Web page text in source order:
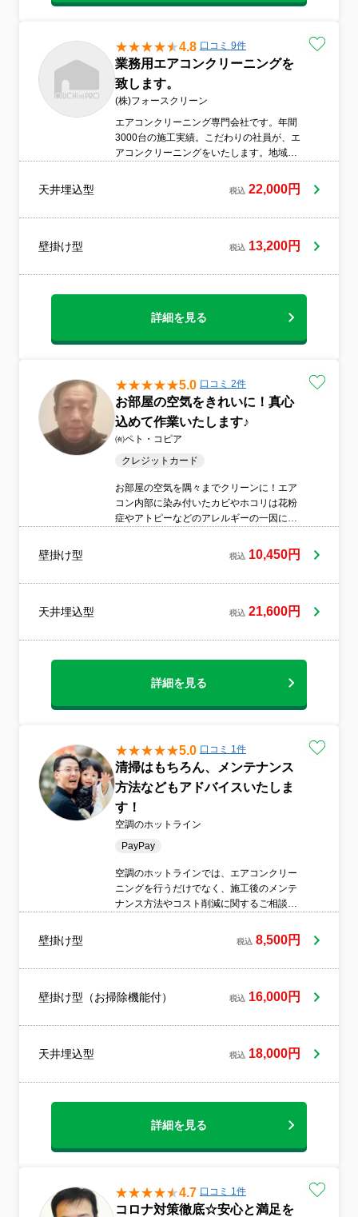
けています。基本のエアコン清掃に加え、
グ、室外機の洗浄、ドレンホース清掃など
のオプションも選択可能です。特にカビが
気になる季節には抗菌コーティングが人気
です。高いコストパフォーマンスを意識し
ていて高品質なサービスを手頃な価格で提
具合が発生した場合でも、迅速に対応でき
る保証制度が整っています。リピーター様
が多く安心して利用していただけます。お
は「来た時より美しく」をモットーにエア
番や設置高さ、設置場所、エアコン真下の
をお伺いしております。これは、当日スム
す。まずは体験、ご相談ください！！
4.8 口コミ 9件
業務用エアコンクリーニングを
致します。
(株)フォースクリーン
エアコンクリーニング専門会社です。年間
3000台の施工実績。こだわりの社員が、エ
アコンクリーニングをいたします。地域密
す。この機会にエアコンクリーニングをご
天井埋込型 税込 22,000円
壁掛け型 税込 13,200円
詳細を見る
5.0 口コミ 2件
お部屋の空気をきれいに！真心
込めて作業いたします♪
㈲ペト・コピア
クレジットカード
お部屋の空気を隅々までクリーンに！エア
コン内部に染み付いたカビやホコリは花粉
症やアトピーなどのアレルギーの一因にな
洗浄でエアコンの中も外もきれいにしま
す。複数台割引有り、真心込めて作業いた
壁掛け型 税込 10,450円
天井埋込型 税込 21,600円
詳細を見る
5.0 口コミ 1件
清掃はもちろん、メンテナンス
方法などもアドバイスいたしま
す！
空調のホットライン
PayPay
空調のホットラインでは、エアコンクリー
ニングを行うだけでなく、施工後のメンテ
ナンス方法やコスト削減に関するご相談に
やお仕事に欠かせない設備ですが、メンテ
ナンスを怠ると健康被害につながる可能性
なかった方が体質を変えてしまったり、お
しまうこともあります。また、不衛生な環
るという研究報告もあります。そのため空
ングの重要性だけでなく、日頃からのメン
テナンスの大切さについてもお客様へお伝
ことで、エアコンを清潔に保てる期間が長
くなるだけでなく、電気代の節約や冷暖房
ナンスには、お客様ご自身でできること
と、専門業者に任せた方が良い作業があり
壁掛け型 税込 8,500円
壁掛け型（お掃除機能付） 税込 16,000円
天井埋込型 税込 18,000円
詳細を見る
4.7 口コミ 1件
コロナ対策徹底☆安心と満足を